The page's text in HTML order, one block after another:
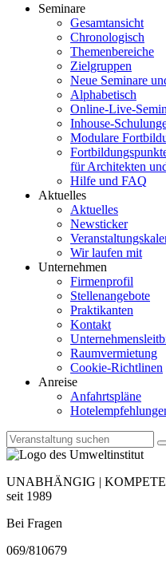
Seminare
Gesamtansicht
Chronologisch
Themenbereiche
Zielgruppen
Neue Seminare
Alphabetisch
Online-Live-
Inhouse-
Modulare
für Architekten
Hilfe und FAQ
Aktuelles
Aktuelles
Newsticker
Wir laufen mit
Unternehmen
Firmenprofil
Stellenangebote
Praktikanten
Kontakt
Raumvermietung
Cookie-Richtlinen
Anreise
Anfahrtspläne
UNABHÄNGIG |
seit 1989
Bei Fragen
069/810679